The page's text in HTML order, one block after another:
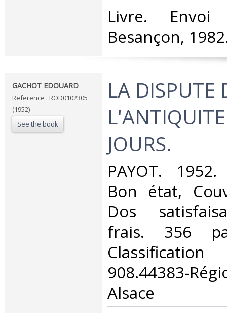
‎Livre.
Besançon,
‎GACHOT EDOUARD‎
Reference : ROD0102305
(1952)
See the book
‎LA DISPUTE
JOURS.‎
‎PAYOT.
Bon état,
Dos
frais. 356
908.44383-
Alsace‎